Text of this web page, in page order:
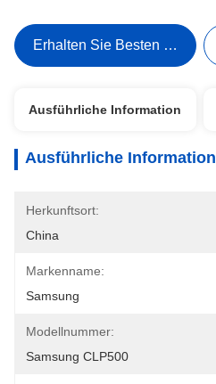
Erhalten Sie Besten Preis
Ausführliche Information
Ausführliche Information
Herkunftsort:
China
Markenname:
Samsung
Modellnummer:
Samsung CLP500